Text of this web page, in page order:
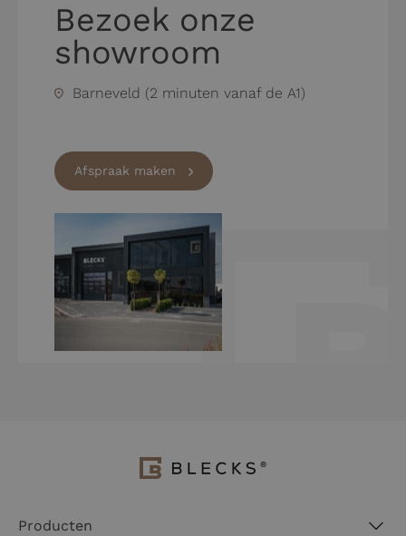
Bezoek onze
showroom
Barneveld (2 minuten vanaf de A1)
Afspraak maken
Producten